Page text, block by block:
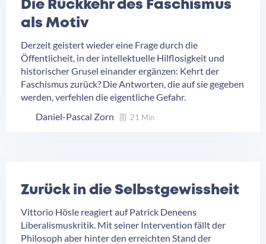
Die Rückkehr des Faschismus
als Motiv
Derzeit geistert wieder eine Frage durch die
Öffentlicheit, in der intellektuelle Hilflosigkeit und
historischer Grusel einander ergänzen: Kehrt der
Faschismus zurück? Die Antworten, die auf sie gegeben
werden, verfehlen die eigentliche Gefahr.
Daniel-Pascal Zorn
21 Min
Zurück in die Selbstgewissheit
Vittorio Hösle reagiert auf Patrick Deneens
Liberalismuskritik. Mit seiner Intervention fällt der
Philosoph aber hinter den erreichten Stand der